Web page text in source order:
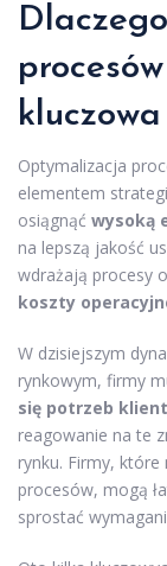
Optymalizacja
elementem
osiągnąć wysoką
na lepszą jakość
wdrażają procesy
koszty
W dzisiejszym
rynkowym, firmy
się potrzeb
reagowanie na te
rynku. Firmy,
procesów, mogą
sprostać